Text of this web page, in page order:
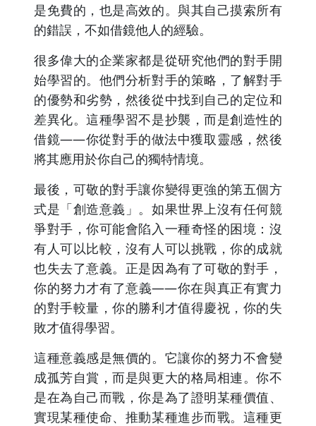
是免費的，也是高效的。與其自己摸索所有
的錯誤，不如借鏡他人的經驗。
很多偉大的企業家都是從研究他們的對手開
始學習的。他們分析對手的策略，了解對手
的優勢和劣勢，然後從中找到自己的定位和
差異化。這種學習不是抄襲，而是創造性的
借鏡——你從對手的做法中獲取靈感，然後
將其應用於你自己的獨特情境。
最後，可敬的對手讓你變得更強的第五個方
式是「創造意義」。如果世界上沒有任何競
爭對手，你可能會陷入一種奇怪的困境：沒
有人可以比較，沒有人可以挑戰，你的成就
也失去了意義。正是因為有了可敬的對手，
你的努力才有了意義——你在與真正有實力
的對手較量，你的勝利才值得慶祝，你的失
敗才值得學習。
這種意義感是無價的。它讓你的努力不會變
成孤芳自賞，而是與更大的格局相連。你不
是在為自己而戰，你是為了證明某種價值、
實現某種使命、推動某種進步而戰。這種更